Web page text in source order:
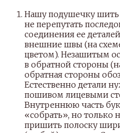
Нашу подушечку шить
не перепутать
соединения ее
внешние швы (на
цветом). Незашитым
в обратной стороны
обратная стороны
Естественно детали
пошивом лицевыми
Внутреннюю часть
«собрать», но только
пришить полоску